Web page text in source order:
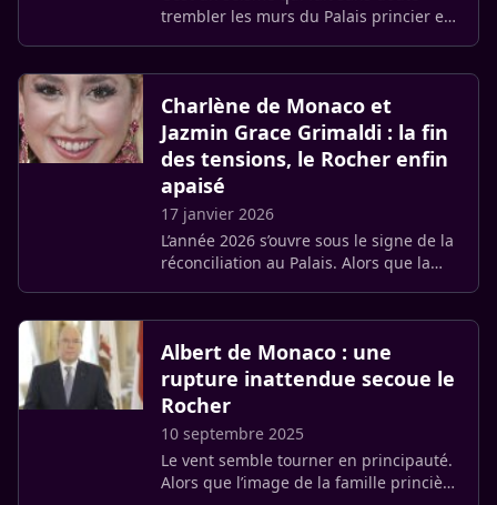
trembler les murs du Palais princier et
Charlène de Monaco et
Jazmin Grace Grimaldi : la fin
des tensions, le Rocher enfin
apaisé
17 janvier 2026
L’année 2026 s’ouvre sous le signe de la
réconciliation au Palais. Alors que la
Albert de Monaco : une
rupture inattendue secoue le
Rocher
10 septembre 2025
Le vent semble tourner en principauté.
Alors que l’image de la famille princière